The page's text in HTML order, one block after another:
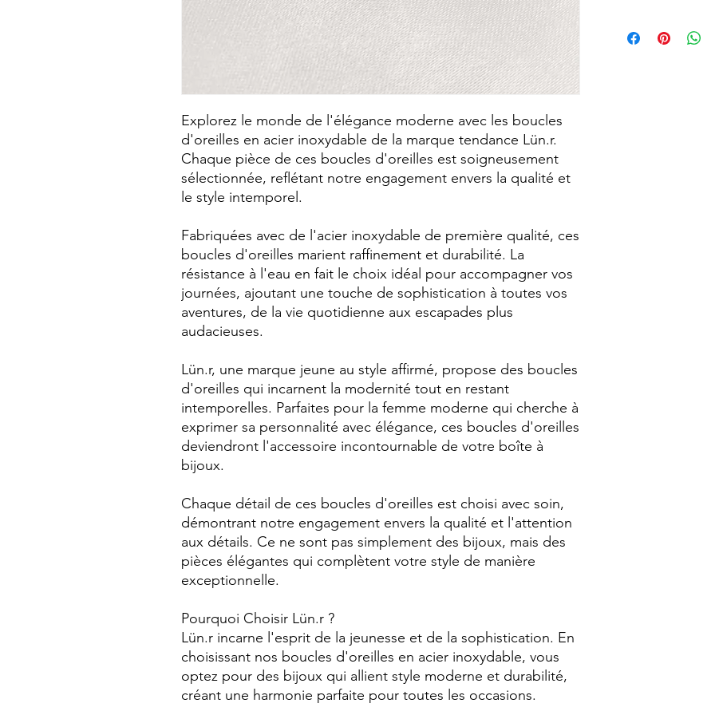
Explorez le monde de l'élégance moderne avec les boucles
d'oreilles en acier inoxydable de la marque tendance Lün.r.
Chaque pièce de ces boucles d'oreilles est soigneusement
sélectionnée, reflétant notre engagement envers la qualité et
le style intemporel.
Fabriquées avec de l'acier inoxydable de première qualité, ces
boucles d'oreilles marient raffinement et durabilité. La
résistance à l'eau en fait le choix idéal pour accompagner vos
journées, ajoutant une touche de sophistication à toutes vos
aventures, de la vie quotidienne aux escapades plus
audacieuses.
Lün.r, une marque jeune au style affirmé, propose des boucles
d'oreilles qui incarnent la modernité tout en restant
intemporelles. Parfaites pour la femme moderne qui cherche à
exprimer sa personnalité avec élégance, ces boucles d'oreilles
deviendront l'accessoire incontournable de votre boîte à
bijoux.
Chaque détail de ces boucles d'oreilles est choisi avec soin,
démontrant notre engagement envers la qualité et l'attention
aux détails. Ce ne sont pas simplement des bijoux, mais des
pièces élégantes qui complètent votre style de manière
exceptionnelle.
Pourquoi Choisir Lün.r ?
Lün.r incarne l'esprit de la jeunesse et de la sophistication. En
choisissant nos boucles d'oreilles en acier inoxydable, vous
optez pour des bijoux qui allient style moderne et durabilité,
créant une harmonie parfaite pour toutes les occasions.
informer de mon
Matériau : Acier